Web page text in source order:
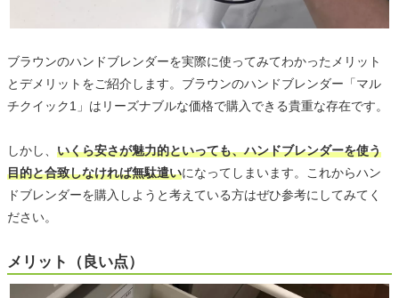
ブラウンのハンドブレンダーを実際に使ってみてわかったメリット
とデメリットをご紹介します。ブラウンのハンドブレンダー「マル
チクイック1」はリーズナブルな価格で購入できる貴重な存在です。
しかし、 いくら安さが魅力的といっても、ハンドブレンダーを使う
目的と合致しなければ無駄遣いになってしまいます。これからハン
ドブレンダーを購入しようと考えている方はぜひ参考にしてみてく
ださい。
メリット（良い点）